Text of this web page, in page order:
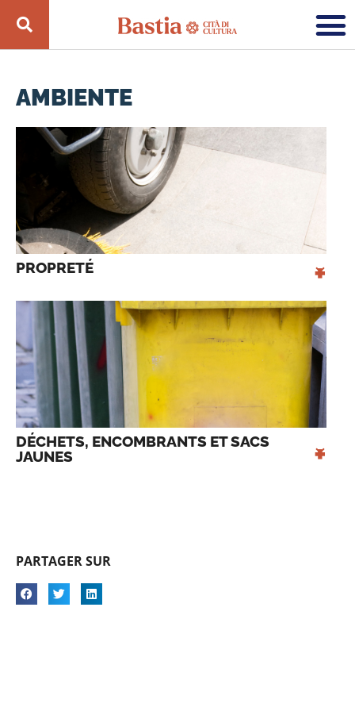
AMBIENTE
PROPRETÉ +
DÉCHETS, ENCOMBRANTS ET SACS
JAUNES
+
PARTAGER SUR